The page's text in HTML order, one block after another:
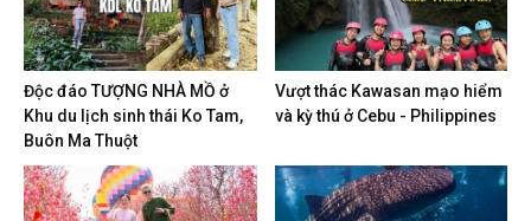
Độc đáo TƯỢNG NHÀ MỒ ở
Khu du lịch sinh thái Ko Tam,
Buôn Ma Thuột
Vượt thác Kawasan mạo hiểm
và kỳ thú ở Cebu - Philippines